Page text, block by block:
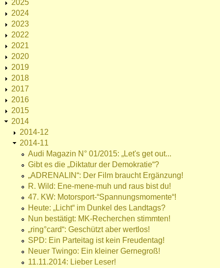
2025
2024
2023
2022
2021
2020
2019
2018
2017
2016
2015
2014
2014-12
2014-11
Audi Magazin N° 01/2015: „Let's get out...
Gibt es die „Diktatur der Demokratie“?
„ADRENALIN“: Der Film braucht Ergänzung!
R. Wild: Ene-mene-muh und raus bist du!
47. KW: Motorsport-“Spannungsmomente“!
Heute: „Licht“ im Dunkel des Landtags?
Nun bestätigt: MK-Recherchen stimmten!
„ring°card“: Geschützt aber wertlos!
SPD: Ein Parteitag ist kein Freudentag!
Neuer Twingo: Ein kleiner Gernegroß!
11.11.2014: Lieber Leser!